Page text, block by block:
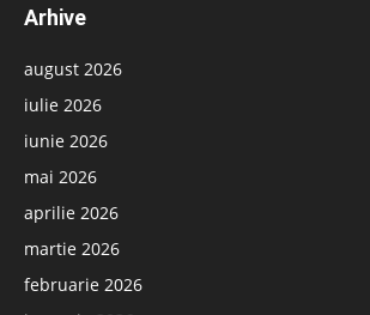
Arhive
august 2026
iulie 2026
iunie 2026
mai 2026
aprilie 2026
martie 2026
februarie 2026